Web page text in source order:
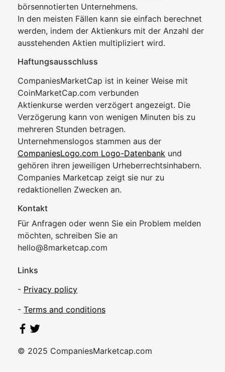
börsennotierten Unternehmens.
In den meisten Fällen kann sie einfach berechnet
werden, indem der Aktienkurs mit der Anzahl der
ausstehenden Aktien multipliziert wird.
Haftungsausschluss
CompaniesMarketCap ist in keiner Weise mit
CoinMarketCap.com verbunden
Aktienkurse werden verzögert angezeigt. Die
Verzögerung kann von wenigen Minuten bis zu
mehreren Stunden betragen.
Unternehmenslogos stammen aus der
CompaniesLogo.com Logo-Datenbank und
gehören ihren jeweiligen Urheberrechtsinhabern.
Companies Marketcap zeigt sie nur zu
redaktionellen Zwecken an.
Kontakt
Für Anfragen oder wenn Sie ein Problem melden
möchten, schreiben Sie an
hello@8marketcap.com
Links
- Privacy policy
- Terms and conditions
© 2025 CompaniesMarketcap.com